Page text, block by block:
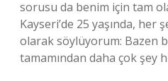
sorusu da benim için tam
Kayseri’de 25 yaşında,
olarak söylüyorum: Bazen
tamamından daha çok şey